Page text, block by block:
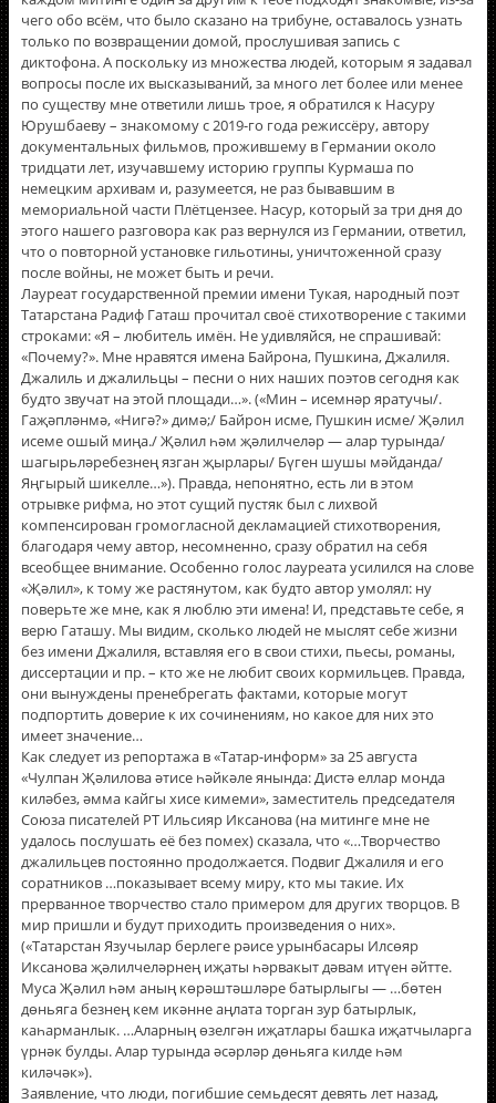
чего обо всём, что было сказано на трибуне, оставалось узнать
только по возвращении домой, прослушивая запись с
диктофона. А поскольку из множества людей, которым я задавал
вопросы после их высказываний, за много лет более или менее
по существу мне ответили лишь трое, я обратился к Насуру
Юрушбаеву – знакомому с 2019-го года режиссёру, автору
документальных фильмов, прожившему в Германии около
тридцати лет, изучавшему историю группы Курмаша по
немецким архивам и, разумеется, не раз бывавшим в
мемориальной части Плëтцензее. Насур, который за три дня до
этого нашего разговора как раз вернулся из Германии, ответил,
что о повторной установке гильотины, уничтоженной сразу
после войны, не может быть и речи.
Лауреат государственной премии имени Тукая, народный поэт
Татарстана Радиф Гаташ прочитал своё стихотворение с такими
строками: «Я – любитель имён. Не удивляйся, не спрашивай:
«Почему?». Мне нравятся имена Байрона, Пушкина, Джалиля.
Джалиль и джалильцы – песни о них наших поэтов сегодня как
будто звучат на этой площади…». («Мин – исемнәр яратучы/.
Гаҗәпләнмә, «Нигә?» димә;/ Байрон исме, Пушкин исме/ Җәлил
исеме ошый миңа./ Җәлил һәм җәлилчеләр — алар турында/
шагырьләребезнең язган җырлары/ Бүген шушы мәйданда/
Яңгырый шикелле…»). Правда, непонятно, есть ли в этом
отрывке рифма, но этот сущий пустяк был с лихвой
компенсирован громогласной декламацией стихотворения,
благодаря чему автор, несомненно, сразу обратил на себя
всеобщее внимание. Особенно голос лауреата усилился на слове
«Җәлил», к тому же растянутом, как будто автор умолял: ну
поверьте же мне, как я люблю эти имена! И, представьте себе, я
верю Гаташу. Мы видим, сколько людей не мыслят себе жизни
без имени Джалиля, вставляя его в свои стихи, пьесы, романы,
диссертации и пр. – кто же не любит своих кормильцев. Правда,
они вынуждены пренебрегать фактами, которые могут
подпортить доверие к их сочинениям, но какое для них это
имеет значение…
Как следует из репортажа в «Татар-информ» за 25 августа
«Чулпан Җәлилова әтисе һәйкәле янында: Дистә еллар монда
киләбез, әмма кайгы хисе кимеми», заместитель председателя
Союза писателей РТ Ильсияр Иксанова (на митинге мне не
удалось послушать её без помех) сказала, что «…Творчество
джалильцев постоянно продолжается. Подвиг Джалиля и его
соратников …показывает всему миру, кто мы такие. Их
прерванное творчество стало примером для других творцов. В
мир пришли и будут приходить произведения о них».
(«Татарстан Язучылар берлеге рәисе урынбасары Илсөяр
Иксанова җәлилчеләрнең иҗаты һәрвакыт дәвам итүен әйтте.
Муса Җәлил һәм аның көрәштәшләре батырлыгы — …бөтен
дөньяга безнең кем икәнне аңлата торган зур батырлык,
каһарманлык. …Аларның өзелгән иҗатлары башка иҗатчыларга
үрнәк булды. Алар турында әсәрләр дөньяга килде һәм
киләчәк»).
Заявление, что люди, погибшие семьдесят девять лет назад,